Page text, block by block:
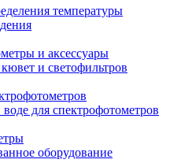
температуры
и аксессуары
и светофильтров
для спектрофотометров
оборудование